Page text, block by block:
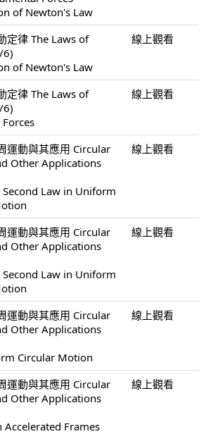
of Newton's Law
定律 The Laws of
6)
of Newton's Law
線上觀看
定律 The Laws of
6)
線上觀看
運動與其應用 Circular
Other Applications
Law in Uniform
線上觀看
運動與其應用 Circular
Other Applications
Law in Uniform
線上觀看
運動與其應用 Circular
Other Applications
Circular Motion
線上觀看
運動與其應用 Circular
Other Applications
Frames
線上觀看